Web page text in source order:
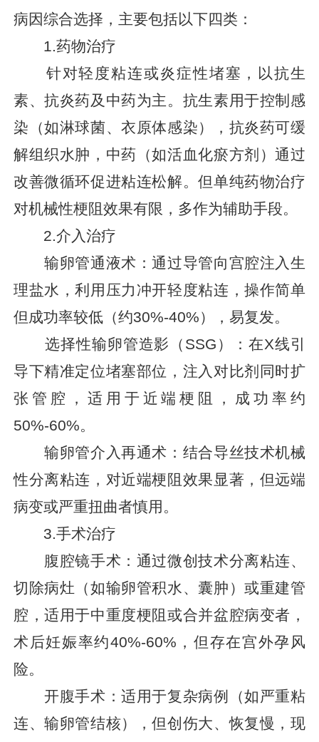
病因综合选择，主要包括以下四类：
1.药物治疗
针对轻度粘连或炎症性堵塞，以抗生
素、抗炎药及中药为主。抗生素用于控制感
染（如淋球菌、衣原体感染），抗炎药可缓
解组织水肿，中药（如活血化瘀方剂）通过
改善微循环促进粘连松解。但单纯药物治疗
对机械性梗阻效果有限，多作为辅助手段。
2.介入治疗
输卵管通液术：通过导管向宫腔注入生
理盐水，利用压力冲开轻度粘连，操作简单
但成功率较低（约30%-40%），易复发。
选择性输卵管造影（SSG）：在X线引
导下精准定位堵塞部位，注入对比剂同时扩
张管腔，适用于近端梗阻，成功率约
50%-60%。
输卵管介入再通术：结合导丝技术机械
性分离粘连，对近端梗阻效果显著，但远端
病变或严重扭曲者慎用。
3.手术治疗
腹腔镜手术：通过微创技术分离粘连、
切除病灶（如输卵管积水、囊肿）或重建管
腔，适用于中重度梗阻或合并盆腔病变者，
术后妊娠率约40%-60%，但存在宫外孕风
险。
开腹手术：适用于复杂病例（如严重粘
连、输卵管结核），但创伤大、恢复慢，现